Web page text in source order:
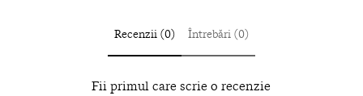
Recenzii (0) Întrebări (0)
Fii primul care scrie o recenzie